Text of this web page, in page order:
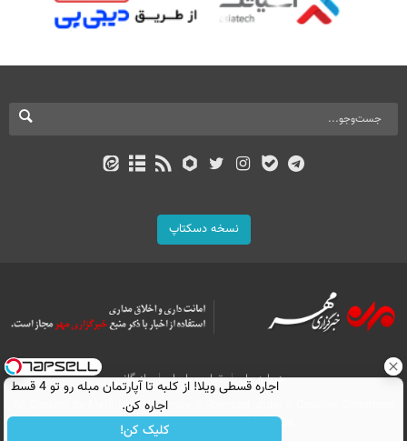
نسخه دسکتاپ
درباره ما تماس با ما
بازرگانی
All Content by Mehr News Agency is licensed under a Creative Commons
Attribution 4.0 International License.
اجاره‌ قسطی ویلا! از کلبه تا آپارتمان مبله رو تو 4 قسط
اجاره کن.
کلیک کن!